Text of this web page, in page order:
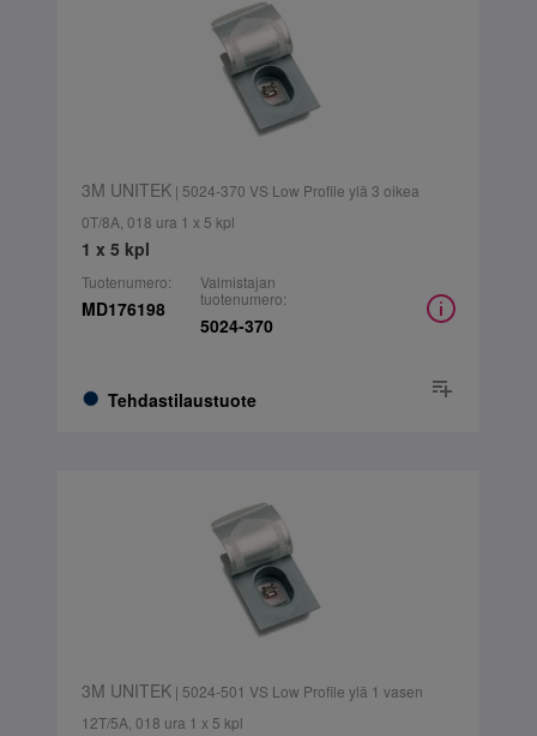
3M UNITEK| 5024-370 VS Low Profile ylä 3 oikea
0T/8A, 018 ura 1 x 5 kpl
1 x 5 kpl
Tuotenumero:
MD176198
Tehdastilaustuote
Valmistajan
tuotenumero:
5024-370
3M UNITEK| 5024-501 VS Low Profile ylä 1 vasen
12T/5A, 018 ura 1 x 5 kpl